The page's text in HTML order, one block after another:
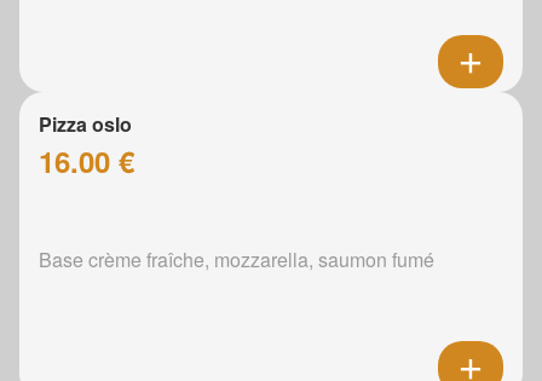
Pizza oslo
16.00 €
Base crème fraîche, mozzarella, saumon fumé